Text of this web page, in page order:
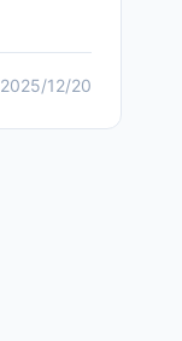
2025/12/20